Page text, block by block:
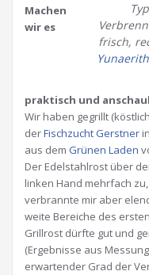
frisch,
Machen
wir es
praktisch und
Wir haben gegrillt
derFischzucht Gerstner
aus dem Grünen Laden
Der Edelstahlrost über
linken Hand mehrfach
verbrannte mir aber
weite Bereiche des
Grillrost dürfte gut und
(Ergebnisse aus
erwartender Grad der